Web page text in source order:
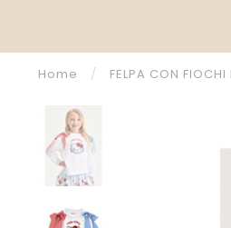
Home / FELPA CON